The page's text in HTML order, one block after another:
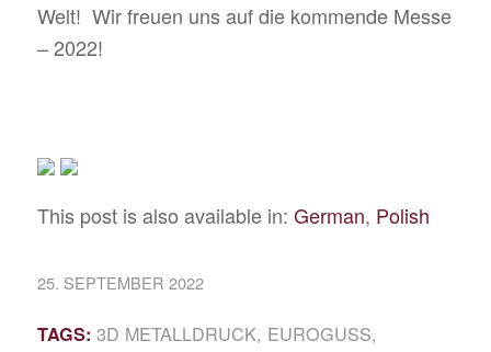
Welt! Wir freuen uns auf die kommende Messe
– 2022!
This post is also available in: German Polish
25. SEPTEMBER 2022
TAGS: 3D METALLDRUCK, EUROGUSS,